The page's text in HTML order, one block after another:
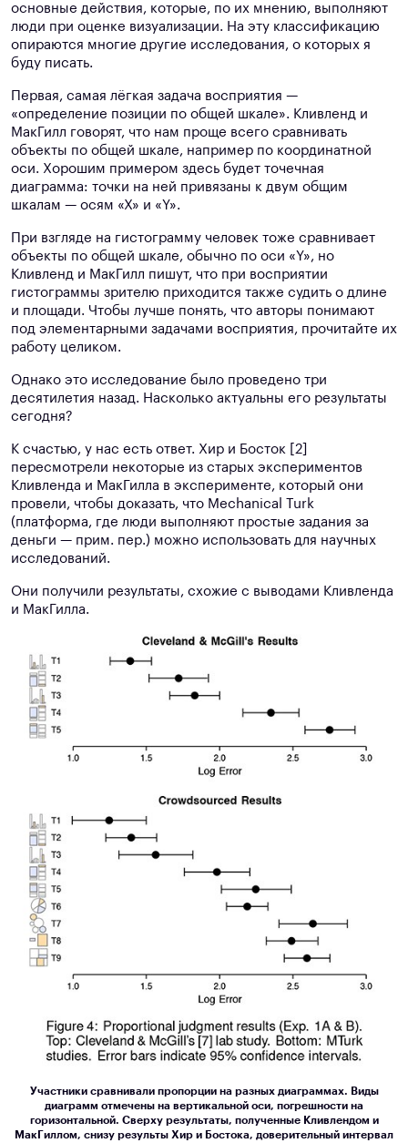
основные действия, которые, по их мнению, выполняют
люди при оценке визуализации. На эту классификацию
опираются многие другие исследования, о которых я
буду писать.
Первая, самая лёгкая задача восприятия —
«определение позиции по общей шкале». Кливленд и
МакГилл говорят, что нам проще всего сравнивать
объекты по общей шкале, например по координатной
оси. Хорошим примером здесь будет точечная
диаграмма: точки на ней привязаны к двум общим
шкалам — осям «Х» и «Y».
При взгляде на гистограмму человек тоже сравнивает
объекты по общей шкале, обычно по оси «Y», но
Кливленд и МакГилл пишут, что при восприятии
гистограммы зрителю приходится также судить о длине
и площади. Чтобы лучше понять, что авторы понимают
под элементарными задачами восприятия, прочитайте их
работу целиком.
Однако это исследование было проведено три
десятилетия назад. Насколько актуальны его результаты
сегодня?
К счастью, у нас есть ответ. Хир и Босток [2]
пересмотрели некоторые из старых экспериментов
Кливленда и МакГилла в эксперименте, который они
провели, чтобы доказать, что Mechanical Turk
(платформа, где люди выполняют простые задания за
деньги — прим. пер.) можно использовать для научных
исследований.
Они получили результаты, схожие с выводами Кливленда
и МакГилла.
Участники сравнивали пропорции на разных диаграммах. Виды
диаграмм отмечены на вертикальной оси, погрешности на
горизонтальной. Сверху результаты, полученные Кливлендом и
МакГиллом, снизу результы Хир и Бостока, доверительный интервал